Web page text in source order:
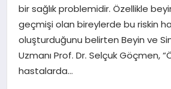
YAŞAM
OTOMOBIL
bir sağlık problemidir. Özellikle
geçmişi olan bireylerde bu riskin
oluşturduğunu belirten Beyin ve
Uzmanı Prof. Dr. Selçuk Göçmen,
hastalarda…